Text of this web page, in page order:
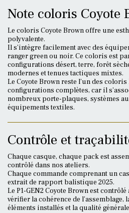
Note coloris Coyote
Le coloris Coyote Brown offre une
polyvalente.
Il s’intègre facilement avec des
ranger green ou noir. Ce coloris est
configurations désert, terre, forêt
modernes et tenues tactiques mixtes.
Le Coyote Brown reste l’un des
configurations complètes, car il
nombreux porte-plaques, systèmes
équipements textiles.
Contrôle et
Chaque casque, chaque pack est
contrôlé dans nos ateliers.
Chaque commande comprenant un
extrait de rapport balistique 2025.
Le P1-GEN2 Coyote Brown est
vérifier la cohérence de
éléments installés et la qualité